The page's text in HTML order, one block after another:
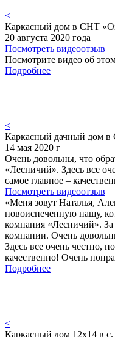
<
Каркасный дом в СНТ
20 августа 2020 года
Посмотреть видеоотзыв
Посмотрите видео об
Подробнее
<
Каркасный дачный дом
14 мая 2020 г
Очень довольны, что
«Лесничий». Здесь все
самое главное –
Посмотреть видеоотзыв
«Меня зовут Наталья,
новоиспеченную нашу,
компания «Лесничий».
компании. Очень
Здесь все очень честно,
качественно! Очень
Подробнее
<
Каркасный дом 12х14 в